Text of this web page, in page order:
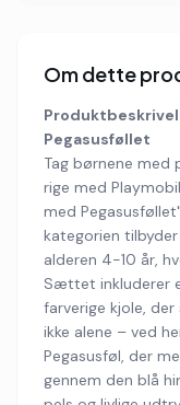
Om dette
Pegasusføllet
Tag børnene med
rige med
med
kategorien
alderen 4-10 år,
Sættet inkluderer
farverige kjole,
ikke alene – ved
Pegasusføl, der
gennem den blå